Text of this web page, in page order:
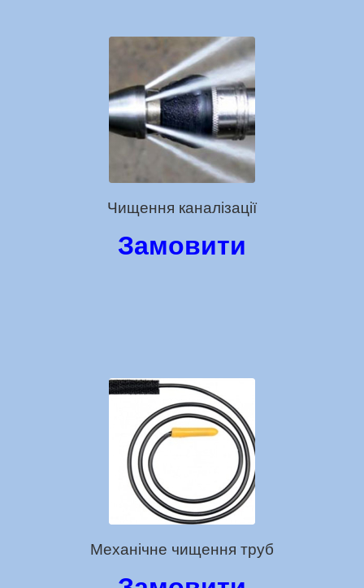
Чищення каналізації
Замовити
Механічне чищення труб